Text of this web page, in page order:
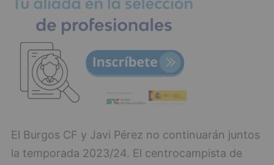
El Burgos CF y Javi Pérez no continuarán juntos
la temporada 2023/24. El centrocampista de